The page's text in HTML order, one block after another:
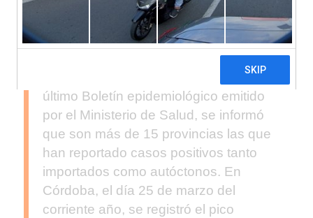
principalmente en las provincias del
centro y norte, también acecha otra
enfermedad, el dengue, transmitida
por el mosquito Aedes aegypti. En el
último Boletín epidemiológico emitido
por el Ministerio de Salud, se informó
que son más de 15 provincias las que
han reportado casos positivos tanto
importados como autóctonos. En
Córdoba, el día 25 de marzo del
corriente año, se registró el pico